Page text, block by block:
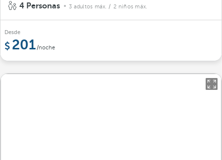
4 Personas 3 adultos máx. / 2 niños máx.
Desde
201/noche